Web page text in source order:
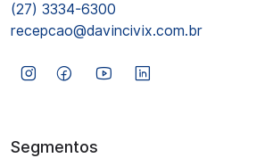
(27) 3334-6300
recepcao@davincivix.com.br
Segmentos